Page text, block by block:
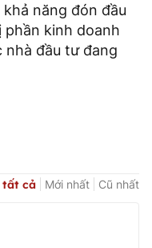
năng đón đầu
kinh doanh
nhà đầu tư đang
tất cả Mới nhất Cũ nhất